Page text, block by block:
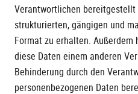
Verantwortlichen bereitgestellt
strukturierten, gängigen und
Format zu erhalten. Außerdem
diese Daten einem anderen
Behinderung durch den
personenbezogenen Daten